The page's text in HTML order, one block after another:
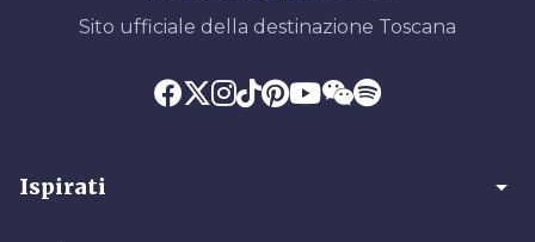
Sito ufficiale della destinazione Toscana
Ispirati arrow_drop_down